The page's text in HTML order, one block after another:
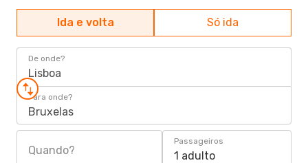
Ida e volta Só ida
De onde?
Lisboa
Para onde?
Bruxelas
Quando?
Passageiros
1 adulto